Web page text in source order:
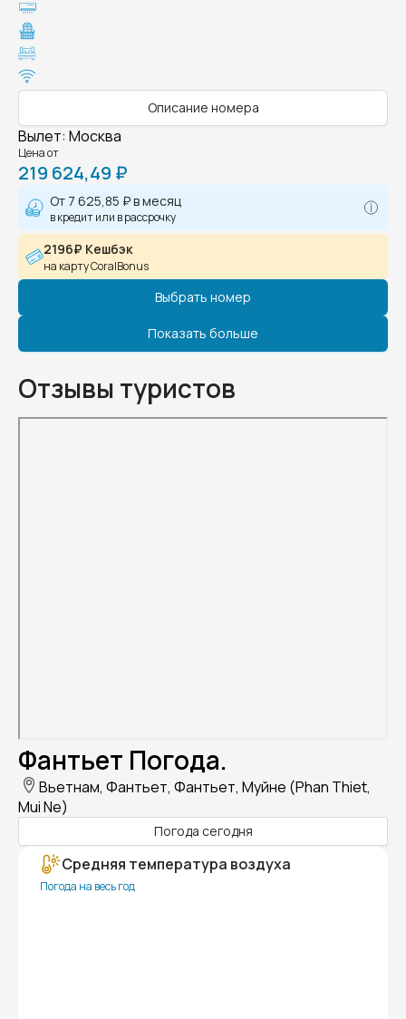
Описание номера
Вылет: Москва
Цена от
219 624,49 ₽
От 7 625,85 ₽в месяц
в кредит или в рассрочку
2196₽ Кешбэк
на карту CoralBonus
Выбрать номер
Показать больше
Отзывы туристов
Фантьет Погода.
Вьетнам, Фантьет, Фантьет, Муйне (Phan Thiet,
Mui Ne)
Погода сегодня
Средняя температура воздуха
Погода на весь год